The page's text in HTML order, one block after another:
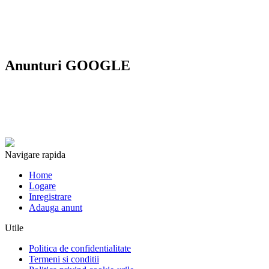
Anunturi GOOGLE
Navigare rapida
Home
Logare
Inregistrare
Adauga anunt
Utile
Politica de confidentialitate
Termeni si conditii